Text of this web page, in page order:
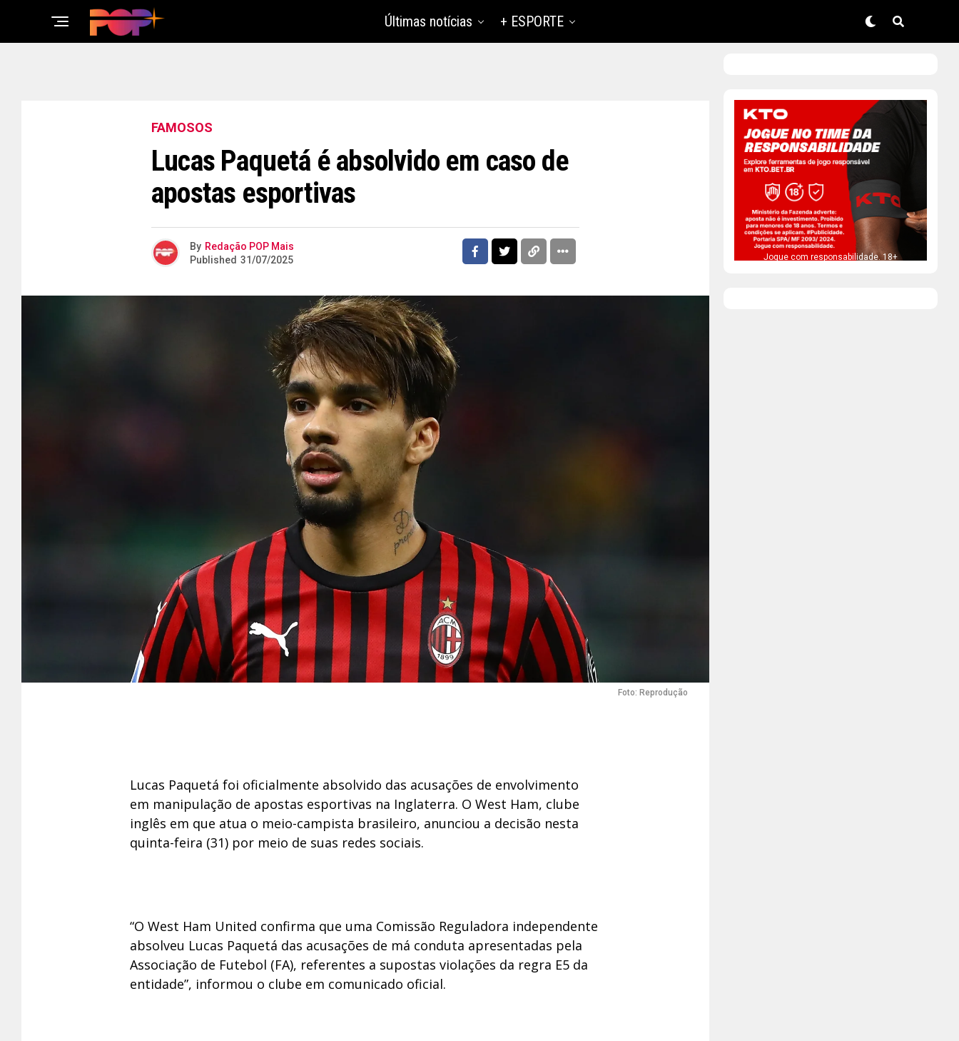
Últimas notícias + ESPORTE
FAMOSOS
Lucas Paquetá é absolvido em caso de
apostas esportivas
By Redação POP Mais
Published 31/07/2025
Foto: Reprodução
Lucas Paquetá foi oficialmente absolvido das acusações de envolvimento
em manipulação de apostas esportivas na Inglaterra. O West Ham, clube
inglês em que atua o meio-campista brasileiro, anunciou a decisão nesta
quinta-feira (31) por meio de suas redes sociais.
“O West Ham United confirma que uma Comissão Reguladora independente
absolveu Lucas Paquetá das acusações de má conduta apresentadas pela
Associação de Futebol (FA), referentes a supostas violações da regra E5 da
entidade”, informou o clube em comunicado oficial.
Jogue com responsabilidade. 18+